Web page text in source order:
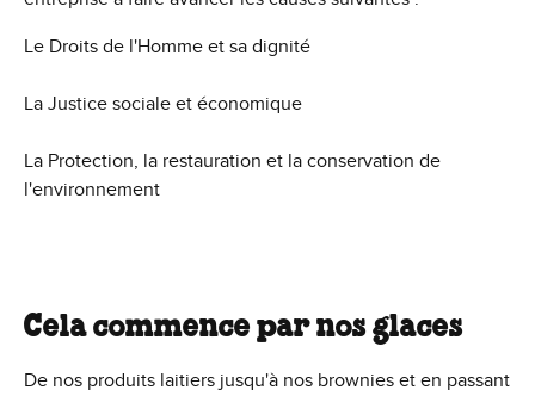
Le Droits de l'Homme et sa dignité
La Justice sociale et économique
La Protection, la restauration et la conservation de
l'environnement
Cela commence par nos glaces
De nos produits laitiers jusqu'à nos brownies et en passant